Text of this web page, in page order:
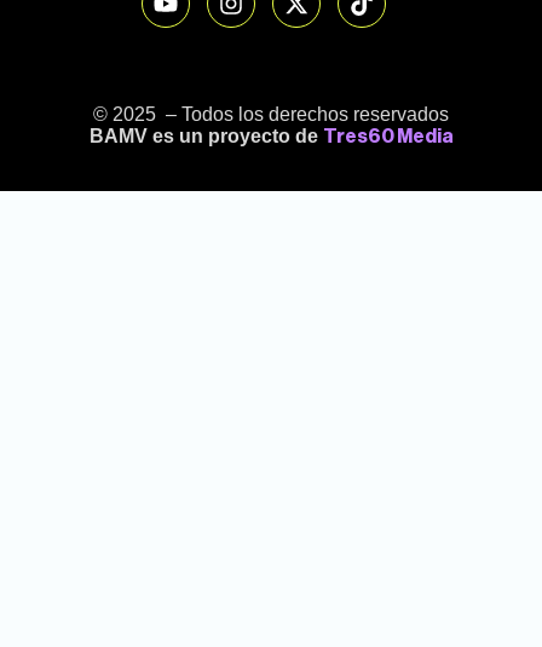
© 2025 – Todos los derechos reservados
BAMV es un proyecto de Tres60 Media